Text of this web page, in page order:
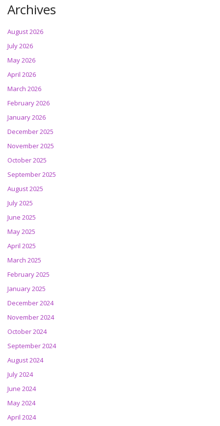
Archives
August 2026
July 2026
May 2026
April 2026
March 2026
February 2026
January 2026
December 2025
November 2025
October 2025
September 2025
August 2025
July 2025
June 2025
May 2025
April 2025
March 2025
February 2025
January 2025
December 2024
November 2024
October 2024
September 2024
August 2024
July 2024
June 2024
May 2024
April 2024